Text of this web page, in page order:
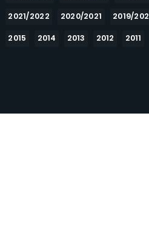
2021/2022 2020/2021 2019/
2015 2014 2013 2012 2011